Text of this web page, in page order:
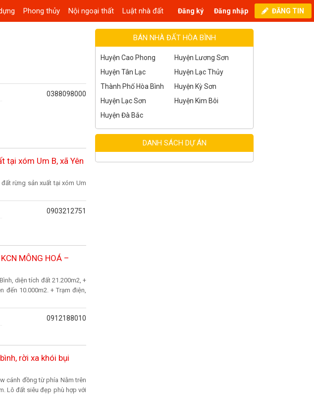
Phong thủy Nội ngoại thất Luật nhà đất ĐĂNG TIN
Đăng nhập
Đăng ký
0388098000
tại xóm Um B, xã Yên
rừng sản xuất tại xóm Um
0903212751
MÔNG HOÁ –
diện tích đất 21.200m2, +
đến 10.000m2. + Trạm điện,
0912188010
rời xa khói bụi
cánh đồng từ phía Nằm trên
Lô đất siêu đẹp phù hợp với
BÁN NHÀ ĐẤT HÒA BÌNH
Huyện Cao Phong
Huyện Lương Sơn
Huyện Tân Lạc
Huyện Lạc Thủy
Thành Phố Hòa Bình
Huyện Kỳ Sơn
Huyện Lạc Sơn
Huyện Kim Bôi
Huyện Đà Bắc
DANH SÁCH DỰ ÁN